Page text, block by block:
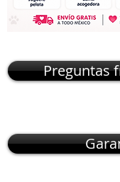
Preguntas